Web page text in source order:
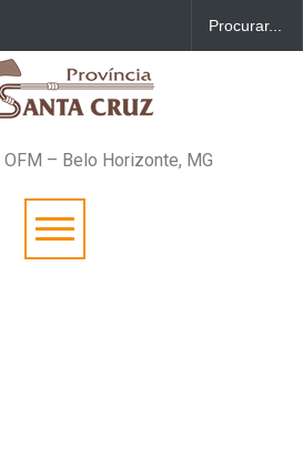
– Belo Horizonte, MG